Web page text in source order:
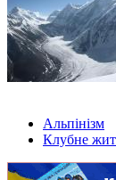
Альпінізм
Клубне